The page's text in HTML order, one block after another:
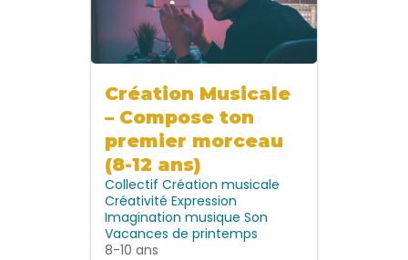
Création Musicale
– Compose ton
premier morceau
(8-12 ans)
Collectif Création musicale
Créativité Expression
Imagination musique Son
Vacances de printemps
8-10 ans